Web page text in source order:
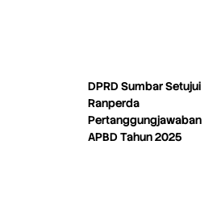
DPRD Sumbar Setujui
Ranperda
Pertanggungjawaban
APBD Tahun 2025